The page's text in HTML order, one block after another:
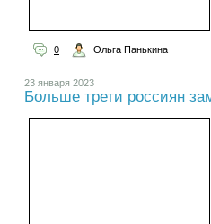
0 Ольга Панькина
23 января 2023
Больше трети россиян